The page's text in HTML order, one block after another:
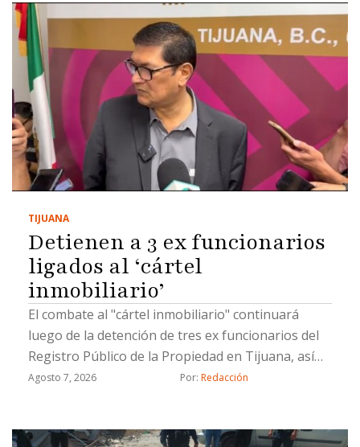
TIJUANA
Detienen a 3 ex funcionarios
ligados al ‘cártel
inmobiliario’
El combate al "cártel inmobiliario" continuará
luego de la detención de tres ex funcionarios del
Registro Público de la Propiedad en Tijuana, así
como un civil, por hacer cambios de propiedad de
Buenrostro.Los detenidos están involucrados en
Agosto 7, 2026 Por: Redacción